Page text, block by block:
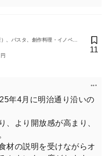
、パスタ、創作料理・イノベー
11
年4月に明治通り沿いの
、より開放感が高まり、
材の説明を受けながらオ